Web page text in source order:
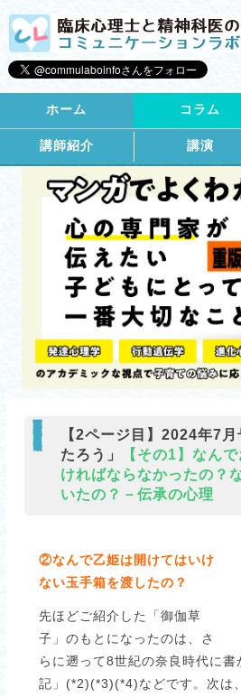
ホーム コラム
講師紹介 講演
【2ページ目】2024年7
たろう」
【その1】なん
ければならなかったの？
いたの？－伝承の心理
②なんで乙姫は開けてはいけ
ない玉手箱を渡したの？
先ほどご紹介した「御伽草
子」のもとになったのは、さ
らに遡って8世紀の奈良時代に書
記」(*2)(*3)(*4)などです。次は